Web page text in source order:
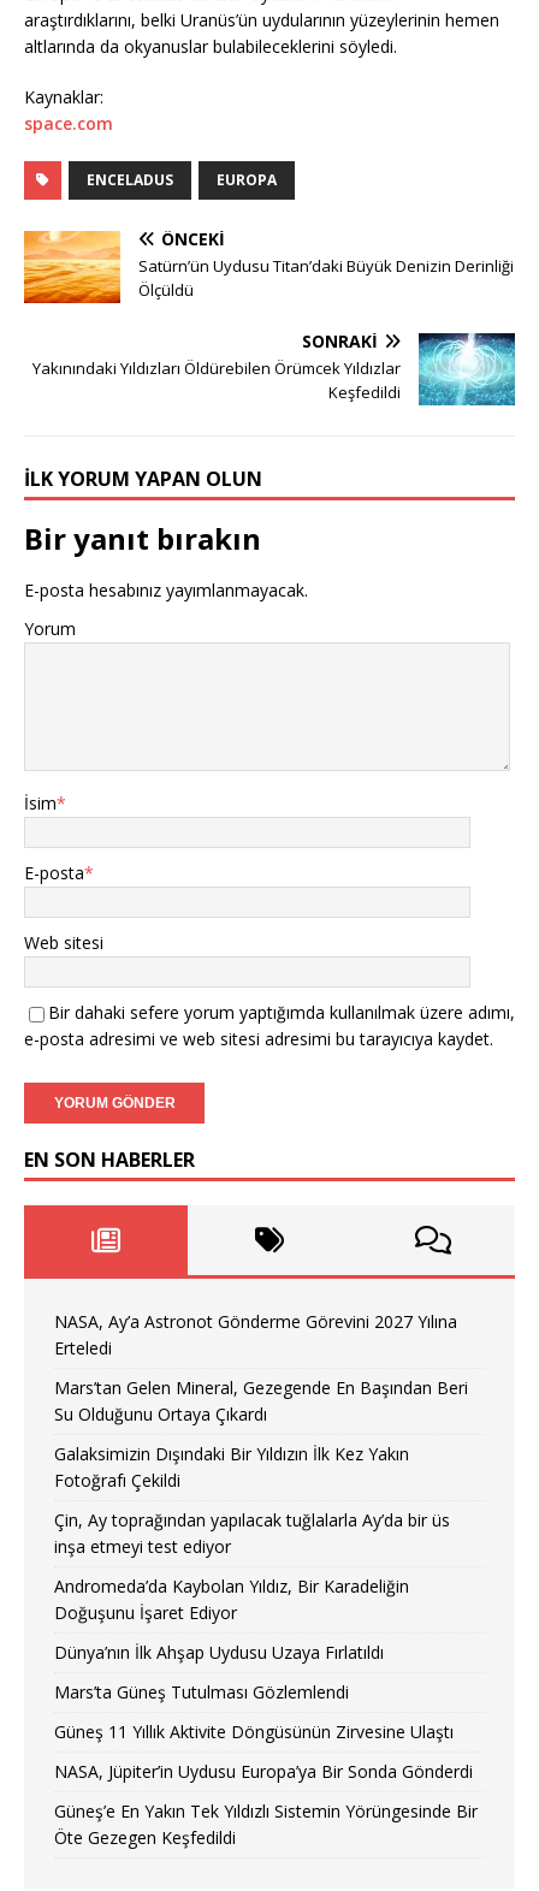
araştırdıklarını, belki Uranüs’ün uydularının yüzeylerinin hemen
altlarında da okyanuslar bulabileceklerini söyledi.
Kaynaklar:
space.com
ENCELADUS EUROPA
ÖNCEKI
Satürn’ün Uydusu Titan’daki Büyük Denizin Derinliği
Ölçüldü
SONRAKI
Yakınındaki Yıldızları Öldürebilen Örümcek Yıldızlar
Keşfedildi
İLK YORUM YAPAN OLUN
Bir yanıt bırakın
E-posta hesabınız yayımlanmayacak.
Yorum
İsim*
E-posta*
Web sitesi
Bir dahaki sefere yorum yaptığımda kullanılmak üzere adımı,
e-posta adresimi ve web sitesi adresimi bu tarayıcıya kaydet.
EN SON HABERLER
NASA, Ay’a Astronot Gönderme Görevini 2027 Yılına
Erteledi
Mars’tan Gelen Mineral, Gezegende En Başından Beri
Su Olduğunu Ortaya Çıkardı
Galaksimizin Dışındaki Bir Yıldızın İlk Kez Yakın
Fotoğrafı Çekildi
Çin, Ay toprağından yapılacak tuğlalarla Ay’da bir üs
inşa etmeyi test ediyor
Andromeda’da Kaybolan Yıldız, Bir Karadeliğin
Doğuşunu İşaret Ediyor
Dünya’nın İlk Ahşap Uydusu Uzaya Fırlatıldı
Mars’ta Güneş Tutulması Gözlemlendi
Güneş 11 Yıllık Aktivite Döngüsünün Zirvesine Ulaştı
NASA, Jüpiter’in Uydusu Europa’ya Bir Sonda Gönderdi
Güneş’e En Yakın Tek Yıldızlı Sistemin Yörüngesinde Bir
Öte Gezegen Keşfedildi